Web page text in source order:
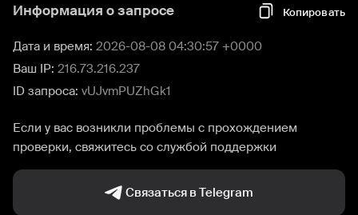
Информация о запросе Копировать
Дата и время: 2026-08-08 04:30:57 +0000
Ваш IP: 216.73.216.237
ID запроса: vUJvmPUZhGk1
Если у вас возникли проблемы с прохождением
проверки, свяжитесь со службой поддержки
Связаться в Telegram